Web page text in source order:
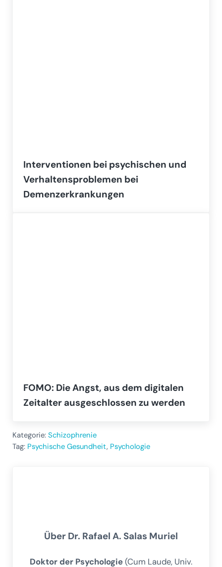
Interventionen bei psychischen und
Verhaltensproblemen bei
Demenzerkrankungen
FOMO: Die Angst, aus dem digitalen
Zeitalter ausgeschlossen zu werden
Kategorie: Schizophrenie
Tag: Psychische Gesundheit, Psychologie
Über Dr. Rafael A. Salas Muriel
Doktor der Psychologie(Cum Laude, Univ.